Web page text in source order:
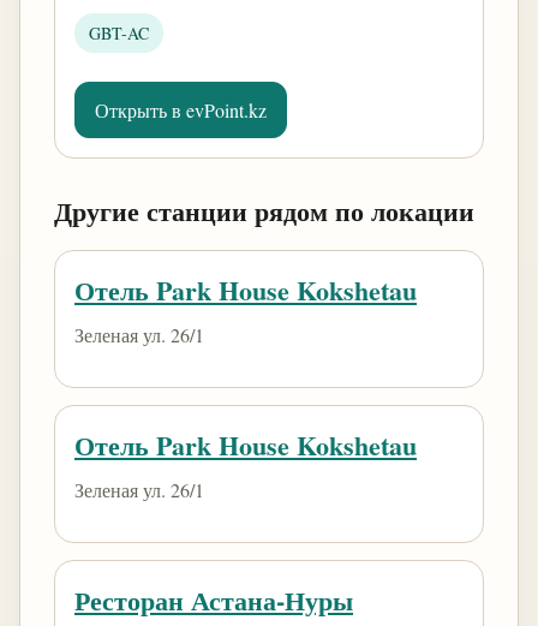
GBT-AC
Открыть в evPoint.kz
Другие станции рядом по локации
Отель Park House Kokshetau
Зеленая ул. 26/1
Отель Park House Kokshetau
Зеленая ул. 26/1
Ресторан Астана-Нуры